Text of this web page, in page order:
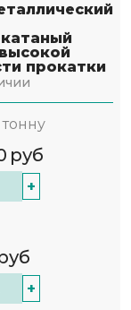
прокатки
руб
+
+